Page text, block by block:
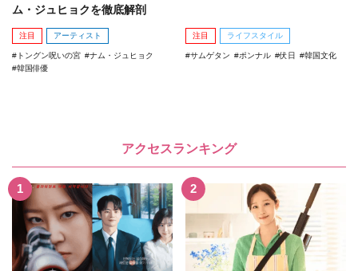
ム・ジュヒョクを徹底解剖
注目 アーティスト
トングン呪いの宮
ナム・ジュヒョク
韓国俳優
注目 ライフスタイル
サムゲタン ポンナル 伏日 韓国文化
アクセスランキング